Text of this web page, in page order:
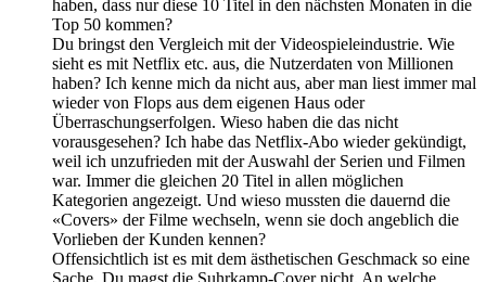
haben, dass nur diese 10 Titel in den nächsten Monaten in die
Top 50 kommen?
Du bringst den Vergleich mit der Videospieleindustrie. Wie
sieht es mit Netflix etc. aus, die Nutzerdaten von Millionen
haben? Ich kenne mich da nicht aus, aber man liest immer mal
wieder von Flops aus dem eigenen Haus oder
Überraschungserfolgen. Wieso haben die das nicht
vorausgesehen? Ich habe das Netflix-Abo wieder gekündigt,
weil ich unzufrieden mit der Auswahl der Serien und Filmen
war. Immer die gleichen 20 Titel in allen möglichen
Kategorien angezeigt. Und wieso mussten die dauernd die
«Covers» der Filme wechseln, wenn sie doch angeblich die
Vorlieben der Kunden kennen?
Offensichtlich ist es mit dem ästhetischen Geschmack so eine
Sache. Du magst die Suhrkamp-Cover nicht. An welche